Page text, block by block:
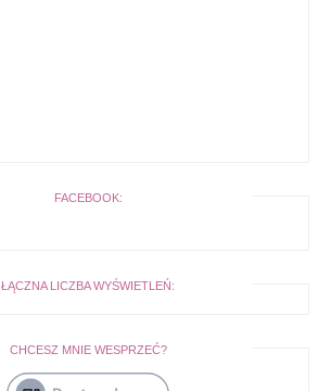
FACEBOOK:
ŁĄCZNA LICZBA WYŚWIETLEŃ:
CHCESZ MNIE WESPRZEĆ?